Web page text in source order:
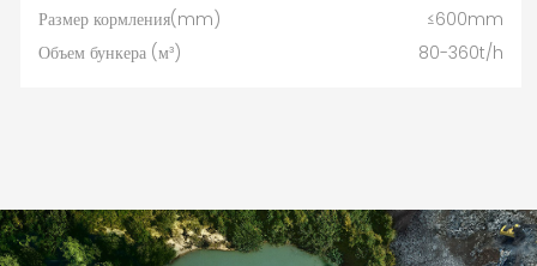
Размер кормления(mm)
≤600mm
Объем бункера (м³)
80-360t/h